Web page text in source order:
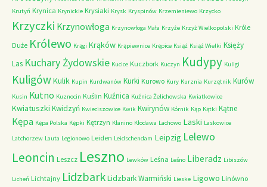
Krutyń Krynica Krynickie Krysiaki Krysk Kryspinów Krzemieniewo Krzycko
Krzyczki Krzynowłoga Krzynowłoga Mała Krzyże Krzyż Wielkopolski Króle
Duże Królewo Krągi Krąków Krąpiewnice Krępice Książ Książ Wielki Księży
Las Kuchary Żydowskie Kucice Kuczbork Kuczyn Kudypy Kuligi
KuligówKulik Kupin Kurdwanów Kurki Kurowo Kury Kurznia Kurzętnik Kurów
Kusin Kutno Kuznocin Kuślin Kuźnica Kuźnica Żelichowska Kwiatkowice
Kwiatuszki Kwidzyń Kwieciszowice Kwik Kwirynów Kórnik Kąp Kątki Kątne
Kępa Kępa Polska Kępki Kętrzyn Kłanino Kłodawa Lachowo Laski Laskowice
Latchorzew Lauta Legionowo Leiden Leidschendam Leipzig Lelewo
Leoncin Leszcz Leszno Lewków Leśna Leśno Liberadz Libiszów
Licheń Lichtajny LidzbarkLidzbark Warmiński Lieske Ligowo Linówno